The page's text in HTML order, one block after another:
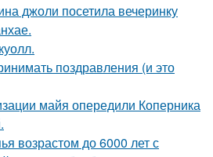
джоли посетила вечеринку
поздравления (и это
майя опередили Коперника
возрастом до 6000 лет с